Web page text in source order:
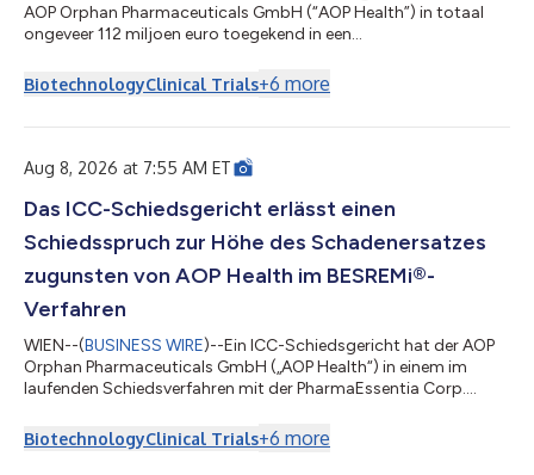
AOP Orphan Pharmaceuticals GmbH (“AOP Health”) in totaal
ongeveer 112 miljoen euro toegekend in een
arbitrageprocedure met PharmaEssentia Corp.
("PharmaEssentia") betreffende BESREMi® (ropeginterferon
PharmaEssentia becijferd op circa 82 miljoen euro. Daarnaast
wordt aan AOP Hea...
BiotechnologyClinical Trials+6 more
Aug 8, 2026 at 7:55 AM ET
Das ICC-Schiedsgericht erlässt einen
Schiedsspruch zur Höhe des Schadenersatzes
zugunsten von AOP Health im BESREMi®-
Verfahren
WIEN--(BUSINESS WIRE)--Ein ICC-Schiedsgericht hat der AOP
Orphan Pharmaceuticals GmbH („AOP Health“) in einem im
laufenden Schiedsverfahren mit der PharmaEssentia Corp.
2b) erlassenen Schiedsspruch über die Höhe des
Schadenersatzes insgesamt rund 112 Mio. EUR zugesprochen.
BiotechnologyClinical Trials+6 more